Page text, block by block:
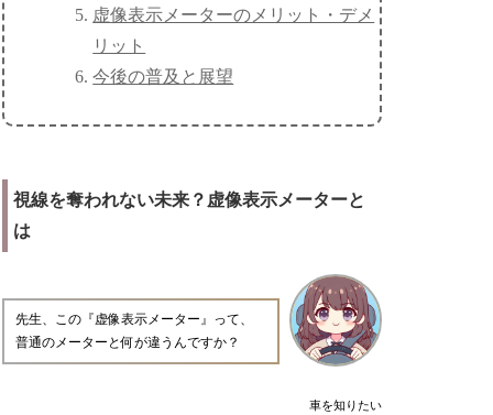
虚像表示メーターのメリット・デメ
リット
今後の普及と展望
視線を奪われない未来？虚像表示メーターと
は
車を知りたい
先生、この『虚像表示メーター』って、
普通のメーターと何が違うんですか？